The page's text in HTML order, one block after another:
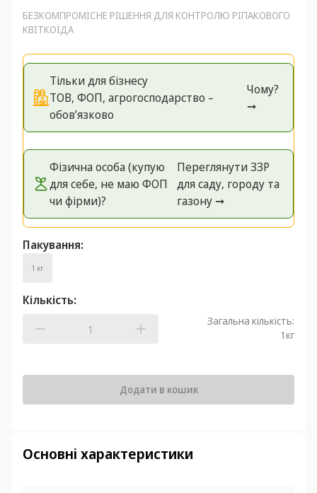
БЕЗКОМПРОМІСНЕ РІШЕННЯ ДЛЯ КОНТРОЛЮ РІПАКОВОГО
КВІТКОЇДА
Тільки для бізнесу
ТОВ, ФОП, агрогосподарство –
обов’язково
Чому?
➞
Фізична особа (купую
для себе, не маю ФОП
чи фірми)?
Переглянути ЗЗР
для саду, городу та
газону ➞
Пакування:
1 кг
Кількість:
Загальна кількість:
1кг
Додати в кошик
Основні характеристики